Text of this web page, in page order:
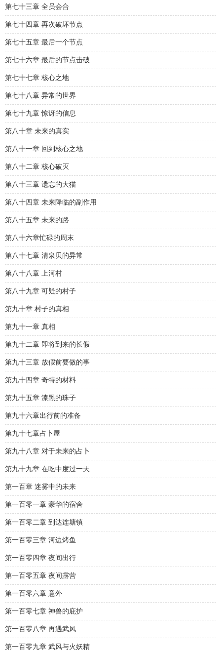
第七十三章 全员会合
第七十四章 再次破坏节点
第七十五章 最后一个节点
第七十六章 最后的节点击破
第七十七章 核心之地
第七十八章 异常的世界
第七十九章 惊讶的信息
第八十章 未来的真实
第八十一章 回到核心之地
第八十二章 核心破灭
第八十三章 遗忘的大猫
第八十四章 未来降临的副作用
第八十五章 未来的路
第八十六章忙碌的周末
第八十七章 清泉贝的异常
第八十八章 上河村
第八十九章 可疑的村子
第九十章 村子的真相
第九十一章 真相
第九十二章 即将到来的长假
第九十三章 放假前要做的事
第九十四章 奇特的材料
第九十五章 漆黑的珠子
第九十六章出行前的准备
第九十七章占卜屋
第九十八章 对于未来的占卜
第九十九章 在吃中度过一天
第一百章 迷雾中的未来
第一百零一章 豪华的宿舍
第一百零二章 到达连塘镇
第一百零三章 河边烤鱼
第一百零四章 夜间出行
第一百零五章 夜间露营
第一百零六章 意外
第一百零七章 神兽的庇护
第一百零八章 再遇武风
第一百零九章 武风与火妖精